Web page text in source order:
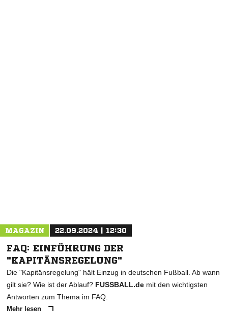
MAGAZIN 22.09.2024 | 12:30
FAQ: EINFÜHRUNG DER
"KAPITÄNSREGELUNG"
Die "Kapitänsregelung" hält Einzug in deutschen Fußball. Ab wann
gilt sie? Wie ist der Ablauf? FUSSBALL.de mit den wichtigsten
Antworten zum Thema im FAQ.
Mehr lesen